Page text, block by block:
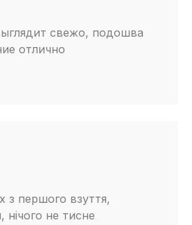
свежо, подошва
отлично
з першого взуття,
нічого не тисне